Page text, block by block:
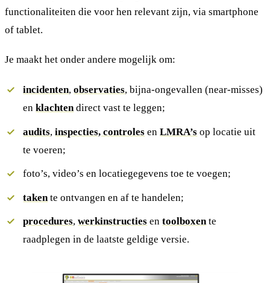
functionaliteiten die voor hen relevant zijn, via smartphone
of tablet.
Je maakt het onder andere mogelijk om:
incidenten,observaties, bijna-ongevallen (near-misses)
enklachtendirect vast te leggen;
audits,inspecties, controles enLMRA’s op locatie uit
te voeren;
foto’s, video’s en locatiegegevens toe te voegen;
taken te ontvangen en af te handelen;
procedures,werkinstructies entoolboxente
raadplegen in de laatste geldige versie.